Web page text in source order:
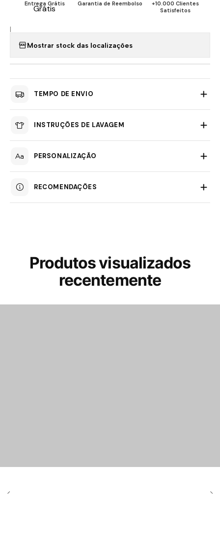
Entrega Grátis Garantia de Reembolso
+10.000 Clientes
Satisfeitos
|
Mostrar stock das localizações
TEMPO DE ENVIO
INSTRUÇÕES DE LAVAGEM
PERSONALIZAÇÃO
RECOMENDAÇÕES
Produtos visualizados
recentemente